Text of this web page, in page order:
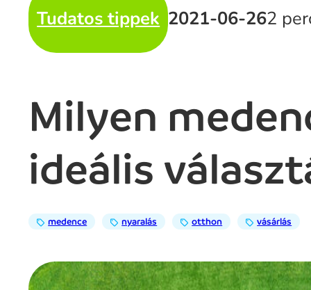
Tudatos tippek 2021-06-262
Milyen
ideális
medence nyaralás otthon vásárlás